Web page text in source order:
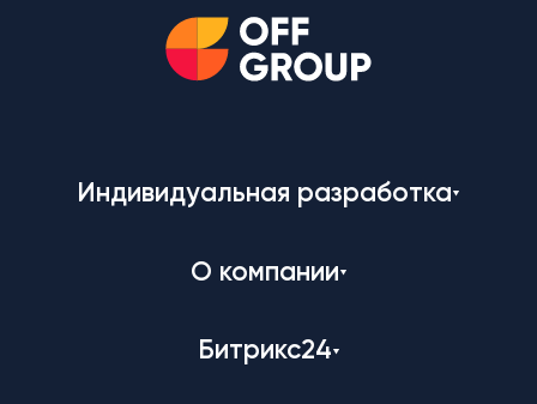
Индивидуальная разработка
О компании
Битрикс24